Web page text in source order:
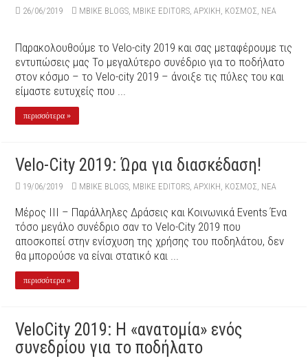
26/06/2019 MBIKE BLOGS, MBIKE EDITORS,ΑΡΧΙΚΉ, ΚΟΣΜΟΣ, ΝΕΑ
Παρακολουθούμε το Velo-city 2019 και σας μεταφέρουμε τις
εντυπώσεις μας Το μεγαλύτερο συνέδριο για το ποδήλατο
στον κόσμο – το Velo-city 2019 – άνοιξε τις πύλες του και
είμαστε ευτυχείς που ...
περισσότερα »
Velo-City 2019: Ώρα για διασκέδαση!
19/06/2019 MBIKE BLOGS, MBIKE EDITORS,ΑΡΧΙΚΉ, ΚΟΣΜΟΣ, ΝΕΑ
Μέρος ΙΙΙ – Παράλληλες Δράσεις και Κοινωνικά Events Ένα
τόσο μεγάλο συνέδριο σαν το Velo-City 2019 που
αποσκοπεί στην ενίσχυση της χρήσης του ποδηλάτου, δεν
θα μπορούσε να είναι στατικό και ...
περισσότερα »
VeloCity 2019: Η «ανατομία» ενός
συνεδρίου για το ποδήλατο